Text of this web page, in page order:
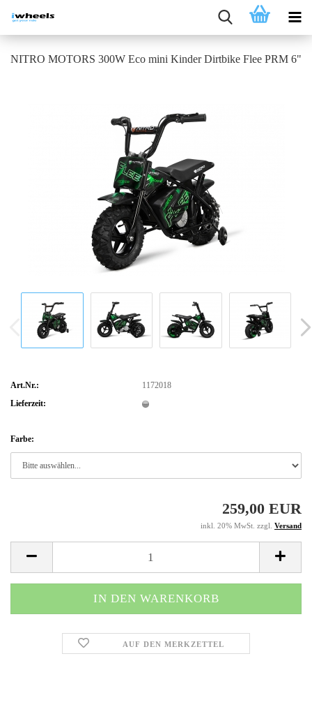
NITRO MOTORS 300W Eco mini Kinder Dirtbike Flee PRM 6"
Art.Nr.:
1172018
Lieferzeit:
Farbe:
259,00 EUR
inkl. 20% MwSt. zzgl. Versand
AUF DEN MERKZETTEL